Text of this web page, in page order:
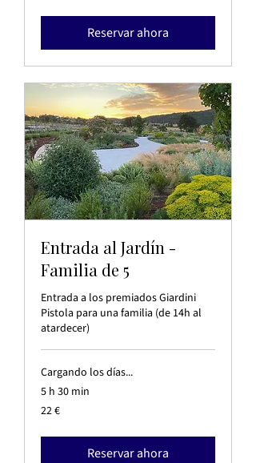
Reservar ahora
Entrada al Jardín -
Familia de 5
Entrada a los premiados Giardini
Pistola para una familia (de 14h al
atardecer)
Cargando los días...
5 h 30 min
22
euros
22 €
Reservar ahora